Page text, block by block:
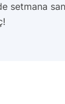
setmana